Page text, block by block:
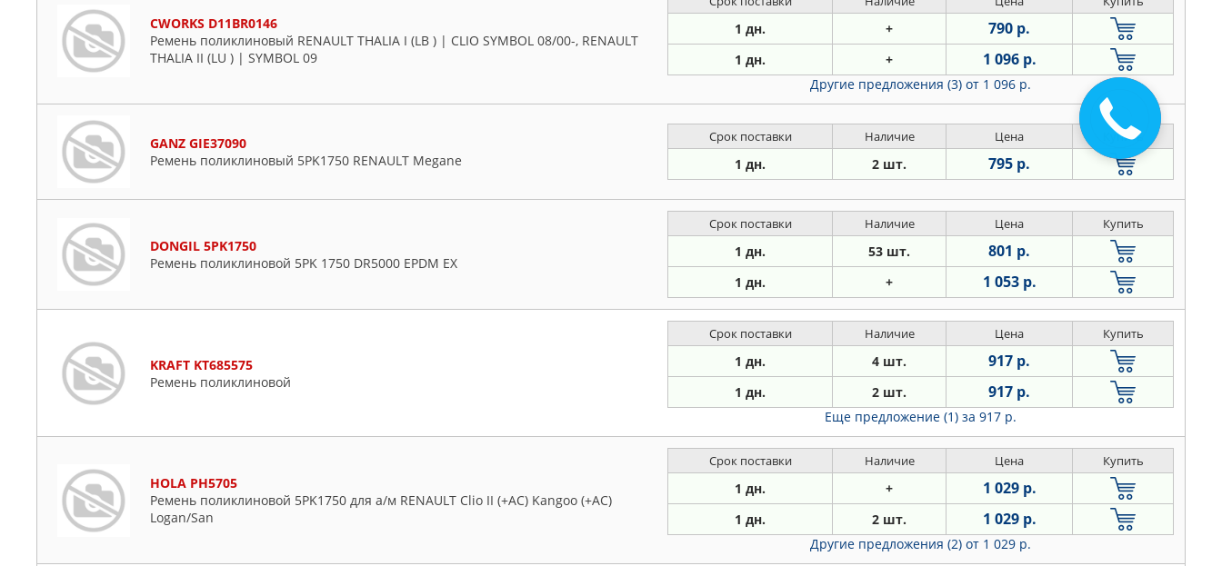
CWORKS D11BR0146
Ремень поликлиновый RENAULT THALIA I (LB ) | CLIO SYMBOL 08/00-, RENAULT
THALIA II (LU ) | SYMBOL 09
1 дн. + 790 р.
1 дн. + 1 096 р.
Другие предложения (3) от 1 096 р.
GANZ GIE37090
Ремень поликлиновый 5PK1750 RENAULT Megane
Срок поставки Наличие Цена Купить
1 дн. 2 шт. 795 р.
DONGIL 5PK1750
Ремень поликлиновой 5PK 1750 DR5000 EPDM EX
Срок поставки Наличие Цена Купить
1 дн. 53 шт. 801 р.
1 дн. + 1 053 р.
KRAFT KT685575
Ремень поликлиновой
Срок поставки Наличие Цена Купить
1 дн. 4 шт. 917 р.
1 дн. 2 шт. 917 р.
Еще предложение (1) за 917 р.
HOLA PH5705
Ремень поликлиновой 5PK1750 для а/м RENAULT Clio II (+AC) Kangoo (+AC)
Logan/San
Срок поставки Наличие Цена Купить
1 дн. + 1 029 р.
1 дн. 2 шт. 1 029 р.
Другие предложения (2) от 1 029 р.